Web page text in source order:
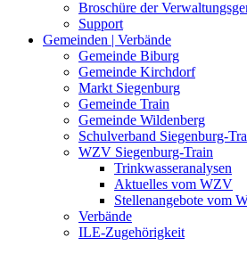
Broschüre der
Support
Gemeinden | Verbände
Gemeinde Biburg
Gemeinde Kirchdorf
Markt Siegenburg
Gemeinde Train
Gemeinde Wildenberg
Schulverband Siegenburg-
WZV Siegenburg-Train
Trinkwasseranalysen
Aktuelles vom WZV
Stellenangebote vom
Verbände
ILE-Zugehörigkeit